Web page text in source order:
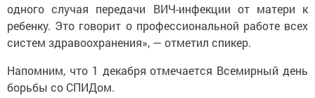
одного случая передачи ВИЧ-инфекции от матери к
ребенку. Это говорит о профессиональной работе всех
систем здравоохранения», — отметил спикер.
Напомним, что 1 декабря отмечается Всемирный день
борьбы со СПИДом.